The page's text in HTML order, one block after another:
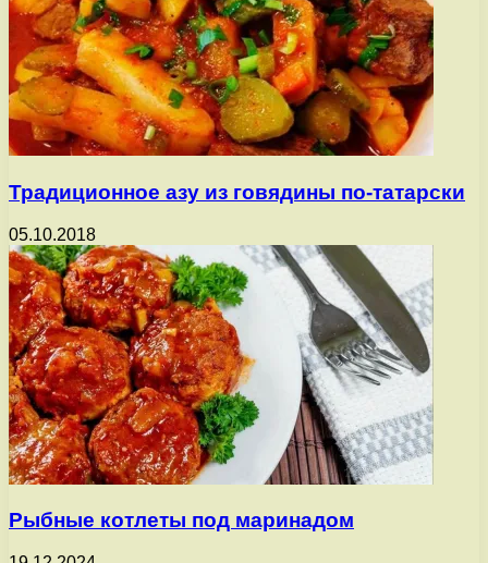
Традиционное азу из говядины по-татарски
05.10.2018
Рыбные котлеты под маринадом